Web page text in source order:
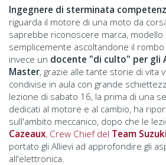
Ingegnere di sterminata
riguarda il motore di una moto da
saprebbe riconoscere marca,
semplicemente ascoltandone il rombo
invece un docente "di culto" per gli
Master, grazie alle tante storie di vita
condivise in aula con grande
lezione di sabato 16, la prima di una
dedicati al motore e al cambio, ha
sull'ambito meccanico, dopo che le
Cazeaux, Crew Chief del Team
portato gli Allievi ad approfondire gli
all'elettronica.